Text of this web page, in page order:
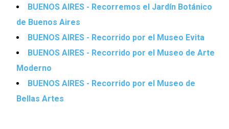
BUENOS AIRES - Recorremos el Jardín Botánico
de Buenos Aires
BUENOS AIRES - Recorrido por el Museo Evita
BUENOS AIRES - Recorrido por el Museo de Arte
Moderno
BUENOS AIRES - Recorrido por el Museo de
Bellas Artes